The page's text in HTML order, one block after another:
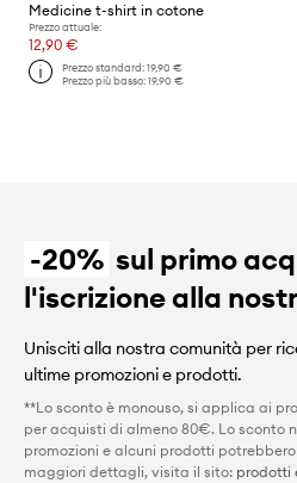
Medicine t-shirt in cotone
Prezzo attuale:
12,90 €
Prezzo standard:19,90 €
Prezzo più basso:19,90 €
-20% sul primo
l'iscrizione alla
Unisciti alla nostra comunità per
ultime promozioni e prodotti.
**Lo sconto è monouso, si applica ai
per acquisti di almeno 80€. Lo sconto
promozioni e alcuni prodotti
maggiori dettagli, visita il sito: prodotti